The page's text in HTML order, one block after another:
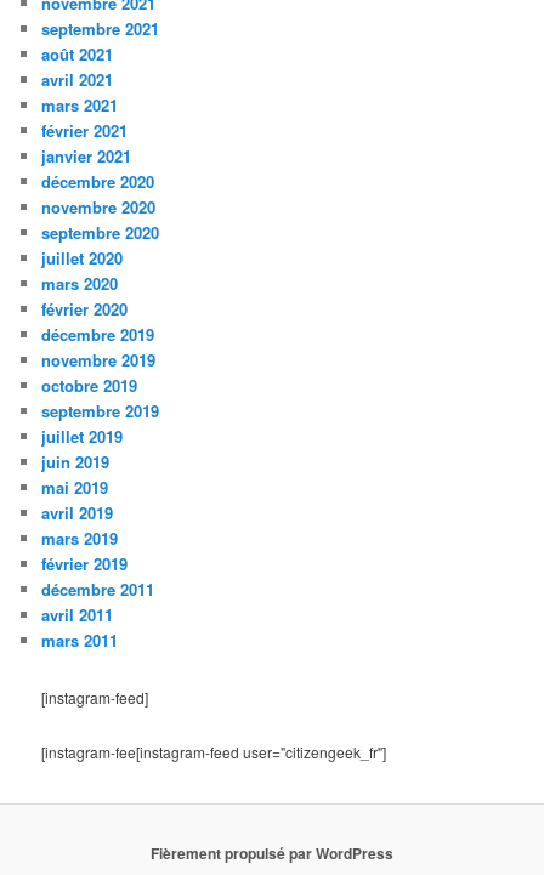
septembre 2021
août 2021
avril 2021
mars 2021
février 2021
janvier 2021
décembre 2020
novembre 2020
septembre 2020
juillet 2020
mars 2020
février 2020
décembre 2019
novembre 2019
octobre 2019
septembre 2019
juillet 2019
juin 2019
mai 2019
avril 2019
mars 2019
février 2019
décembre 2011
avril 2011
mars 2011
[instagram-feed]
[instagram-fee[instagram-feed user="citizengeek_fr"]
Fièrement propulsé par WordPress